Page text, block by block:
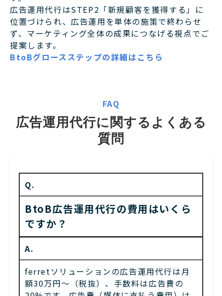
広告運用代行はSTEP2「新規顧客を獲得する」に
位置づけられ、広告運用を単体の施策で終わらせ
ず、マーケティング全体の成果につなげる視点でご
提案します。
BtoBグロースステップの詳細はこちら
FAQ
広告運用代行に関するよくある
質問
Q.
BtoB広告運用代行の費用はいくら
ですか？
A.
ferretソリューションの広告運用代行は月
額30万円〜（税抜）、手数料は広告費の